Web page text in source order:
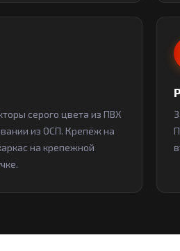
серого цвета из ПВХ
из ОСП. Крепёж на
на крепежной